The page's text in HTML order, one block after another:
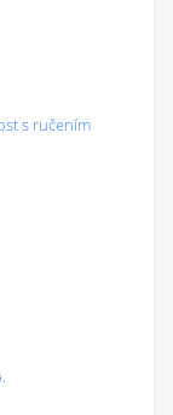
s ručením